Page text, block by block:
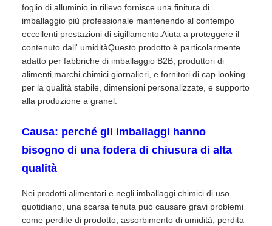
foglio di alluminio in rilievo fornisce una finitura di
imballaggio più professionale mantenendo al contempo
eccellenti prestazioni di sigillamento.Aiuta a proteggere il
contenuto dall' umiditàQuesto prodotto è particolarmente
adatto per fabbriche di imballaggio B2B, produttori di
alimenti,marchi chimici giornalieri, e fornitori di cap looking
per la qualità stabile, dimensioni personalizzate, e supporto
alla produzione a granel.
Causa: perché gli imballaggi hanno
bisogno di una fodera di chiusura di alta
qualità
Nei prodotti alimentari e negli imballaggi chimici di uso
quotidiano, una scarsa tenuta può causare gravi problemi
come perdite di prodotto, assorbimento di umidità, perdita